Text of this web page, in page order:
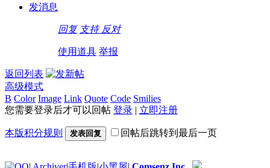
发消息
回复 支持 反对
使用道具 举报
返回列表
高级模式
B Color Image Link Quote Code Smilies
您需要登录后才可以回帖 登录 | 立即注册
本版积分规则 发表回复 回帖后跳转到最后一页